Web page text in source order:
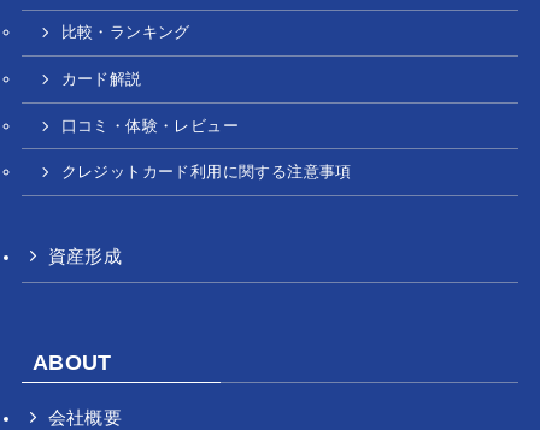
比較・ランキング
カード解説
口コミ・体験・レビュー
クレジットカード利用に関する注意事項
資産形成
ABOUT
会社概要